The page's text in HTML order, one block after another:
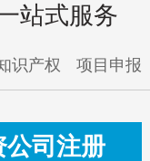
站式服务
识产权 项目申报
公司注册